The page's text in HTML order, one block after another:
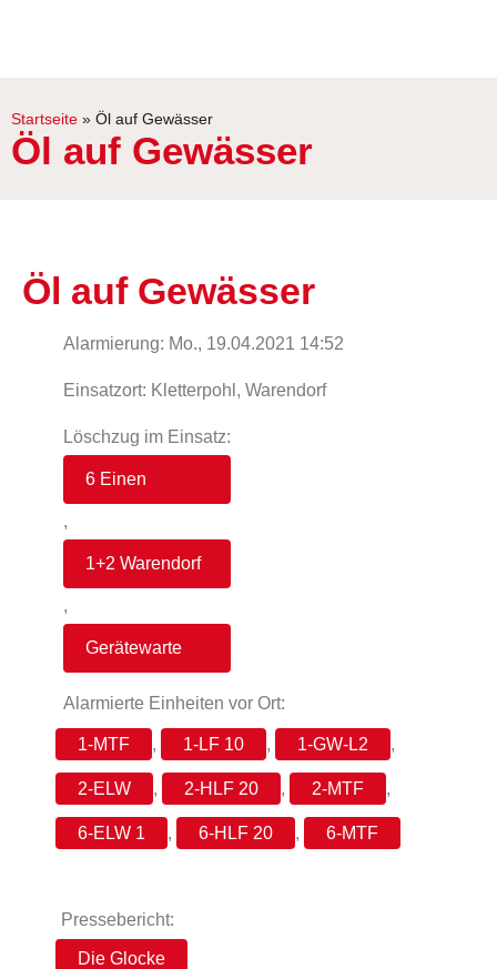
Startseite » Öl auf Gewässer
Öl auf Gewässer
Öl auf Gewässer
Alarmierung: Mo., 19.04.2021 14:52
Einsatzort: Kletterpohl, Warendorf
Löschzug im Einsatz:
6 Einen
,
1+2 Warendorf
,
Gerätewarte
Alarmierte Einheiten vor Ort:
1-MTF , 1-LF 10 , 1-GW-L2 ,
2-ELW , 2-HLF 20 , 2-MTF ,
6-ELW 1 , 6-HLF 20 , 6-MTF
Pressebericht:
Die Glocke